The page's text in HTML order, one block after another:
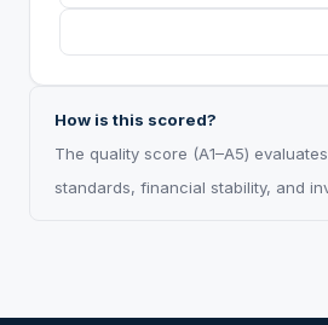
How is this scored?
The quality score (A1–A5)
standards, financial stability, and